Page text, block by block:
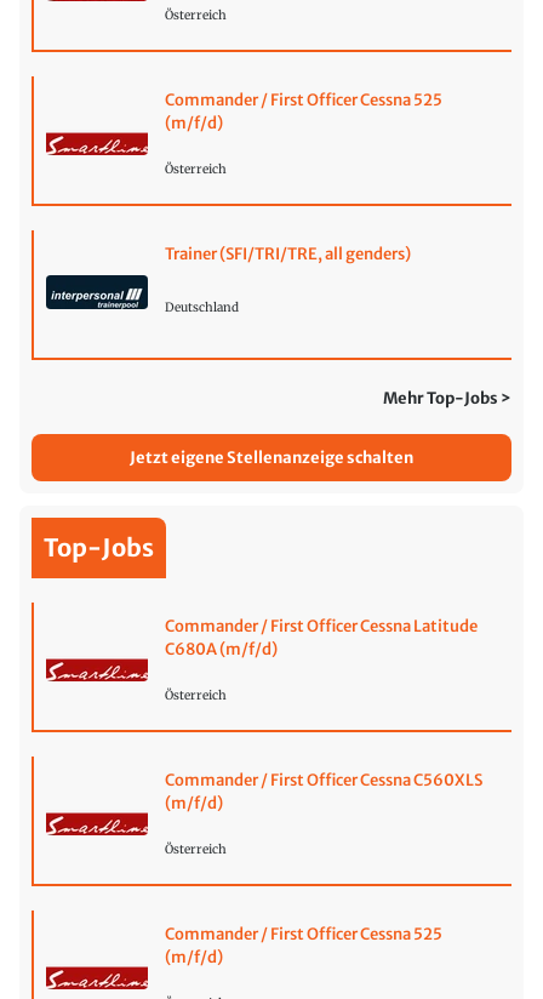
Österreich
Commander / First Officer Cessna 525
(m/f/d)
Österreich
Trainer (SFI/TRI/TRE, all genders)
Deutschland
Mehr Top-Jobs >
Jetzt eigene Stellenanzeige schalten
Top-Jobs
Commander / First Officer Cessna Latitude
C680A (m/f/d)
Österreich
Commander / First Officer Cessna C560XLS
(m/f/d)
Österreich
Commander / First Officer Cessna 525
(m/f/d)